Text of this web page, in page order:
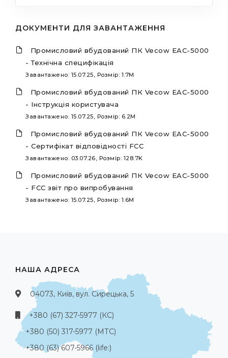
ДОКУМЕНТИ ДЛЯ ЗАВАНТАЖЕННЯ
Промисловий вбудований ПК Vecow EAC-5000
- Технічна специфікація
Завантажено: 15.07.25, Розмір: 1.7M
Промисловий вбудований ПК Vecow EAC-5000
- Інструкція користувача
Завантажено: 15.07.25, Розмір: 6.2M
Промисловий вбудований ПК Vecow EAC-5000
- Сертифікат відповідності FCC
Завантажено: 03.07.26, Розмір: 128.7K
Промисловий вбудований ПК Vecow EAC-5000
- FCC звіт про випробування
Завантажено: 15.07.25, Розмір: 1.6M
НАША АДРЕСА
04073, Київ, вул. Сирецька, 5
+380 (67) 327-5977 (КС)
+380 (50) 317-5977 (МТС)
+380 (63) 607-5966 (life:)